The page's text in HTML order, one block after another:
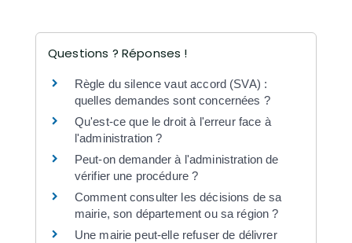
Questions ? Réponses !
Règle du silence vaut accord (SVA) :
quelles demandes sont concernées ?
Qu'est-ce que le droit à l'erreur face à
l'administration ?
Peut-on demander à l'administration de
vérifier une procédure ?
Comment consulter les décisions de sa
mairie, son département ou sa région ?
Une mairie peut-elle refuser de délivrer